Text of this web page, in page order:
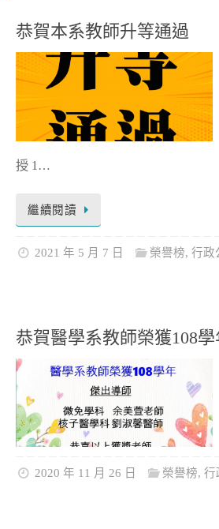
恭賀本系教師升等通過
授 1…
繼續閱讀
2021 年 5 月 7 日 榮譽榜, 行政
恭賀醫學系教師榮獲108
2020 年 11 月 26 日 榮譽榜, 行